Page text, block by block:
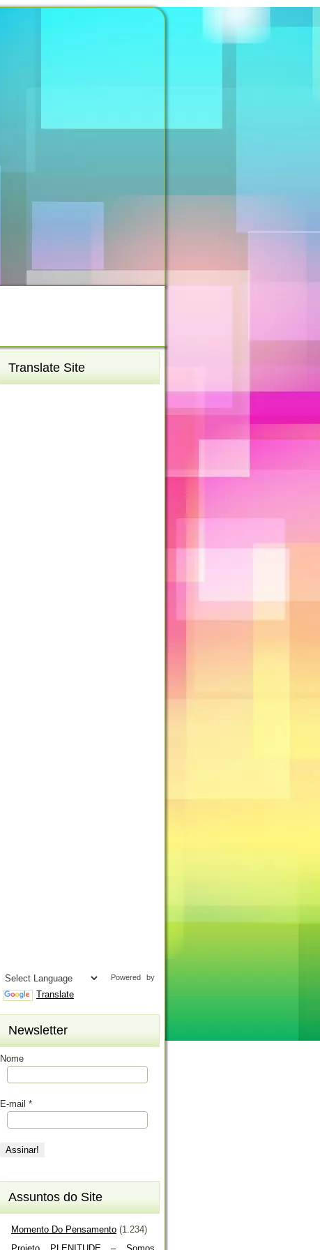
Translate Site
Powered by
Translate
Newsletter
Nome
E-mail *
Assuntos do Site
Momento Do Pensamento (1.234)